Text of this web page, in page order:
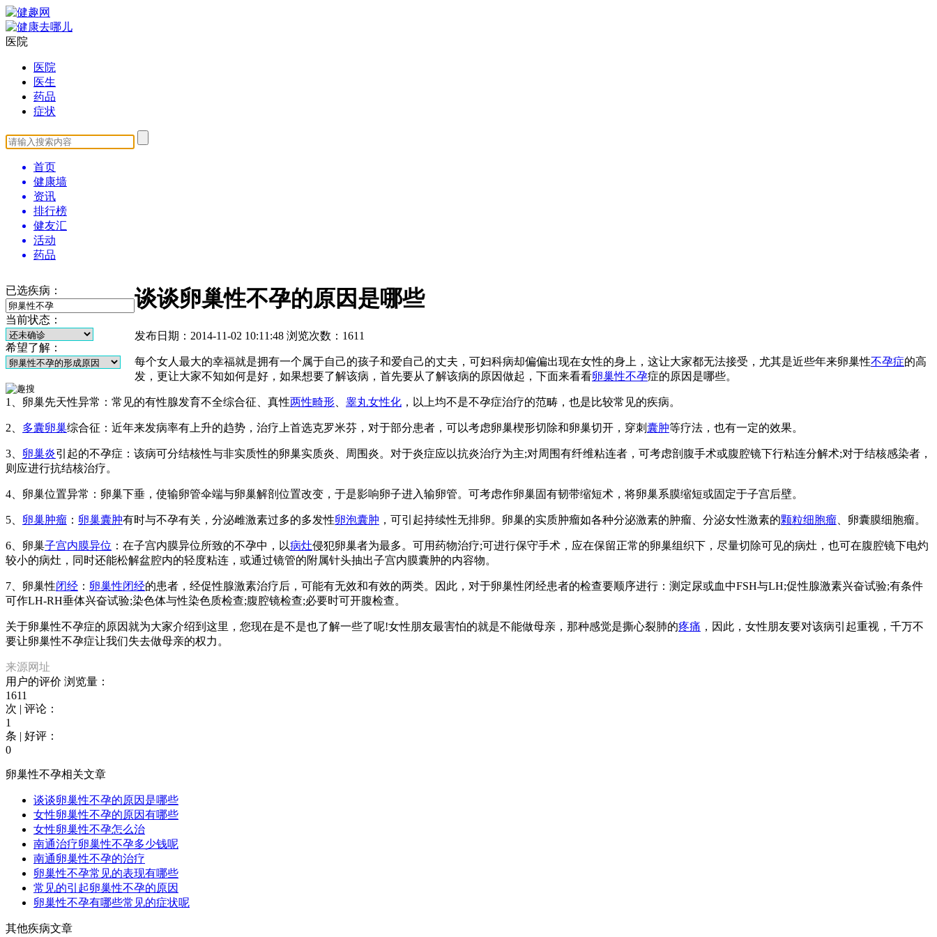
医院
医院
医生
药品
症状
首页
健康墙
资讯
排行榜
健友汇
活动
药品
已选疾病：
当前状态：
希望了解：
谈谈卵巢性不孕的原因是哪些
发布日期：2014-11-02 10:11:48 浏览次数： 1611
每个女人最大的幸福就是拥有一个属于自己的孩子和爱自己的丈夫，可妇科病却偏偏出现在女性的身上，这让大家都无法接受，尤其是近些年来卵巢性不孕症的高
发，更让大家不知如何是好，如果想要了解该病，首先要从了解该病的原因做起，下面来看看卵巢性不孕症的原因是哪些。
1、卵巢先天性异常：常见的有性腺发育不全综合征、真性两性畸形、 睾丸女性化 ，以上均不是不孕症治疗的范畴，也是比较常见的疾病。
2、 多囊卵巢综合征：近年来发病率有上升的趋势，治疗上首选克罗米芬，对于部分患者，可以考虑卵巢楔形切除和卵巢切开，穿刺 囊肿等疗法，也有一定的效果。
3、 卵巢炎引起的不孕症：该病可分结核性与非实质性的卵巢实质炎、周围炎。对于炎症应以抗炎治疗为主;对周围有纤维粘连者，可考虑剖腹手术或腹腔镜下行粘连分解术;对于结核感染者，
则应进行抗结核治疗。
4、卵巢位置异常：卵巢下垂，使输卵管伞端与卵巢解剖位置改变，于是影响卵子进入输卵管。可考虑作卵巢固有韧带缩短术，将卵巢系膜缩短或固定于子宫后壁。
5、 卵巢肿瘤 ： 卵巢囊肿有时与不孕有关，分泌雌激素过多的多发性卵泡囊肿 ，可引起持续性无排卵。卵巢的实质肿瘤如各种分泌激素的肿瘤、分泌女性激素的颗粒细胞瘤、卵囊膜细胞瘤。
6、卵巢子宫内膜异位 ：在子宫内膜异位所致的不孕中，以病灶侵犯卵巢者为最多。可用药物治疗;可进行保守手术，应在保留正常的卵巢组织下，尽量切除可见的病灶，也可在腹腔镜下电灼
较小的病灶，同时还能松解盆腔内的轻度粘连，或通过镜管的附属针头抽出子宫内膜囊肿的内容物。
7、卵巢性闭经 ： 卵巢性闭经的患者，经促性腺激素治疗后，可能有无效和有效的两类。因此，对于卵巢性闭经患者的检查要顺序进行：测定尿或血中FSH与LH;促性腺激素兴奋试验;有条件
可作LH-RH垂体兴奋试验;染色体与性染色质检查;腹腔镜检查;必要时可开腹检查。
关于卵巢性不孕症的原因就为大家介绍到这里，您现在是不是也了解一些了呢!女性朋友最害怕的就是不能做母亲，那种感觉是撕心裂肺的疼痛 ，因此，女性朋友要对该病引起重视，千万不
要让卵巢性不孕症让我们失去做母亲的权力。
来源网址
用户的评价 浏览量：
1611
次 | 评论：
1
条 | 好评：
0
卵巢性不孕相关文章
谈谈卵巢性不孕的原因是哪些
女性卵巢性不孕的原因有哪些
女性卵巢性不孕怎么治
南通治疗卵巢性不孕多少钱呢
南通卵巢性不孕的治疗
卵巢性不孕常见的表现有哪些
常见的引起卵巢性不孕的原因
卵巢性不孕有哪些常见的症状呢
其他疾病文章